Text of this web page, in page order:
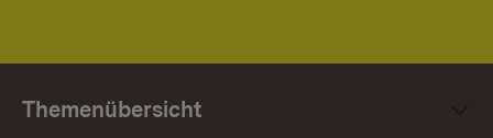
Themenübersicht